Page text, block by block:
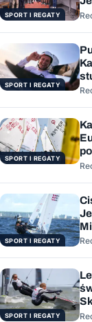
SPORT I REGATY
SPORT I REGATY
SPORT I REGATY
SPORT I REGATY
SPORT I REGATY